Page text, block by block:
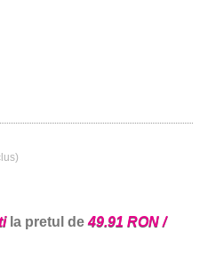
la pretul de49.91 RON /